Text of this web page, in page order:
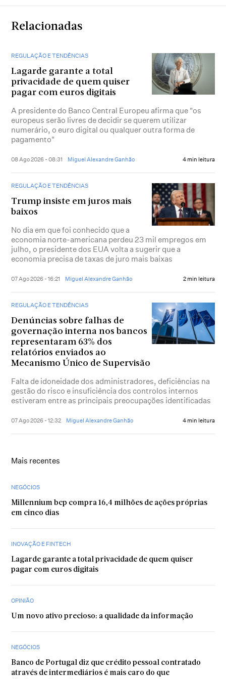
Relacionadas
REGULAÇÃO E TENDÊNCIAS
Lagarde garante a total
privacidade de quem quiser
pagar com euros digitais
A presidente do Banco Central Europeu afirma que "os
europeus serão livres de decidir se querem utilizar
numerário, o euro digital ou qualquer outra forma de
pagamento"
08 Ago 2026 - 08:31 Miguel Alexandre Ganhão 4 min leitura
REGULAÇÃO E TENDÊNCIAS
Trump insiste em juros mais
baixos
No dia em que foi conhecido que a
economia norte-americana perdeu 23 mil empregos em
julho, o presidente dos EUA volta a sugerir que a
economia precisa de taxas de juro mais baixas
07 Ago 2026 - 16:21 Miguel Alexandre Ganhão 2 min leitura
REGULAÇÃO E TENDÊNCIAS
Denúncias sobre falhas de
governação interna nos bancos
representaram 63% dos
relatórios enviados ao
Mecanismo Único de Supervisão
Falta de idoneidade dos administradores, deficiências na
gestão do risco e insuficiência dos controlos internos
estiveram entre as principais preocupações identificadas
07 Ago 2026 - 12:32 Miguel Alexandre Ganhão 4 min leitura
Mais recentes
NEGÓCIOS
Millennium bcp compra 16,4 milhões de ações próprias
em cinco dias
INOVAÇÃO E FINTECH
Lagarde garante a total privacidade de quem quiser
pagar com euros digitais
OPINIÃO
Um novo ativo precioso: a qualidade da informação
NEGÓCIOS
Banco de Portugal diz que crédito pessoal contratado
através de intermediários é mais caro do que